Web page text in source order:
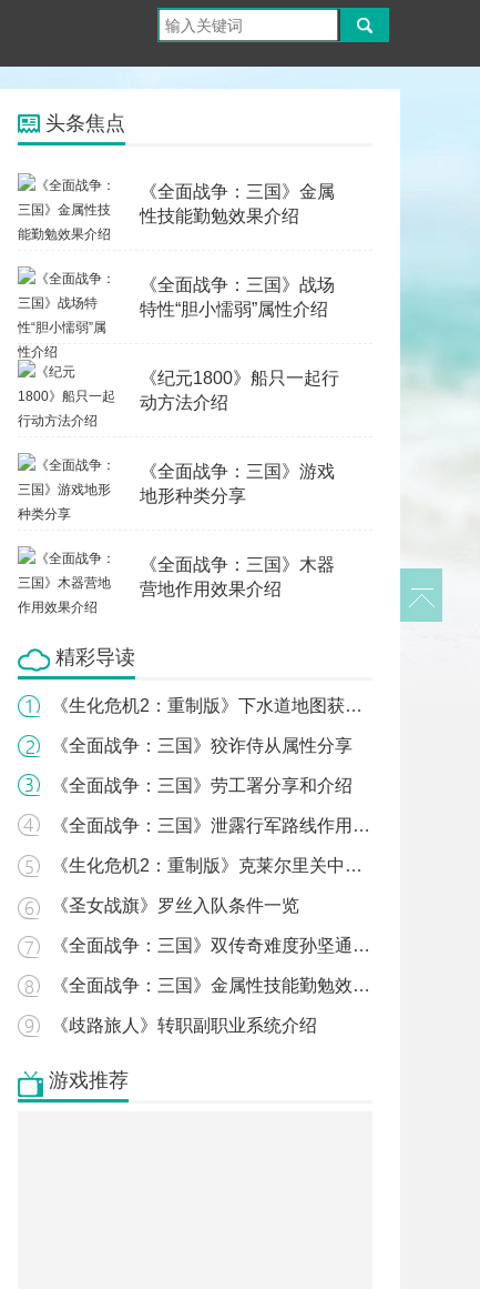
头条焦点
《全面战争：三国》金属
性技能勤勉效果介绍
《全面战争：三国》战场
特性“胆小懦弱”属性介绍
《纪元1800》船只一起行
动方法介绍
《全面战争：三国》游戏
地形种类分享
《全面战争：三国》木器
营地作用效果介绍
精彩导读
《生化危机2：重制版》下水道地图获得方法介绍
《全面战争：三国》狡诈侍从属性分享
《全面战争：三国》劳工署分享和介绍
《全面战争：三国》泄露行军路线作用效果介绍
《生化危机2：重制版》克莱尔里关中庭钥匙获取攻略
《圣女战旗》罗丝入队条件一览
《全面战争：三国》双传奇难度孙坚通关心得分享
《全面战争：三国》金属性技能勤勉效果介绍
《歧路旅人》转职副职业系统介绍
游戏推荐